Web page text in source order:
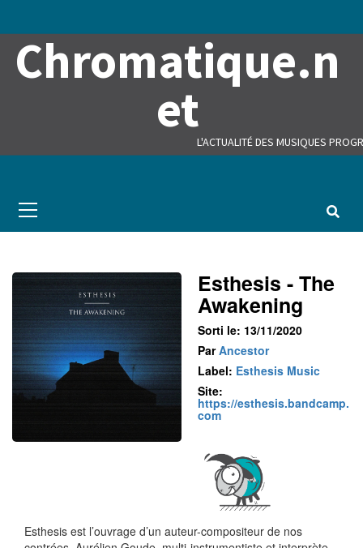
Chromatique.n
et
L'ACTUALITÉ DES MUSIQUES
Menu
Esthesis - The
Awakening
Sorti le: 13/11/2020
ParAncestor
Label: Esthesis Music
Site:
https://esthesis.bandcamp.
com
Esthesis est l’ouvrage d’un auteur-compositeur de nos